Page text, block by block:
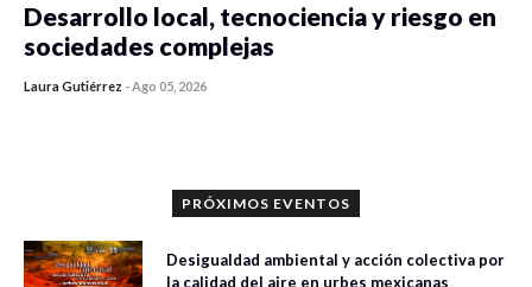
Desarrollo local, tecnociencia y riesgo en
sociedades complejas
Laura Gutiérrez -Ago 05, 2026
PRÓXIMOS EVENTOS
Desigualdad ambiental y acción colectiva por
la calidad del aire en urbes mexicanas